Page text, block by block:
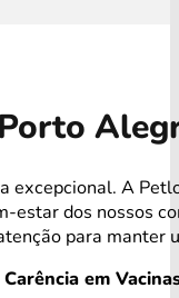
excepcional. A
estar dos nossos
para manter
em